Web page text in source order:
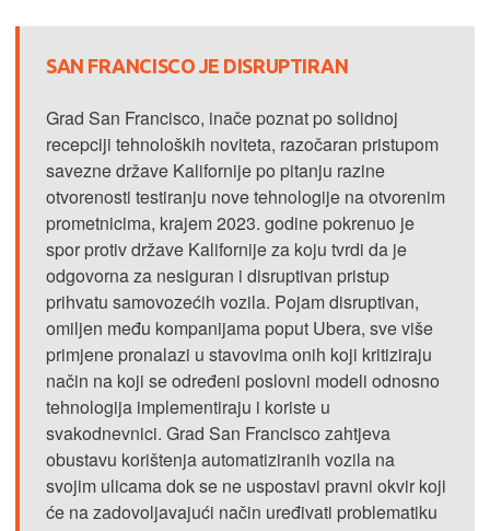
SAN FRANCISCO JE DISRUPTIRAN
Grad San Francisco, inače poznat po solidnoj
recepciji tehnoloških noviteta, razočaran pristupom
savezne države Kalifornije po pitanju razine
otvorenosti testiranju nove tehnologije na otvorenim
prometnicima, krajem 2023. godine pokrenuo je
spor protiv države Kalifornije za koju tvrdi da je
odgovorna za nesiguran i disruptivan pristup
prihvatu samovozećih vozila. Pojam disruptivan,
omiljen među kompanijama poput Ubera, sve više
primjene pronalazi u stavovima onih koji kritiziraju
način na koji se određeni poslovni modeli odnosno
tehnologija implementiraju i koriste u
svakodnevnici. Grad San Francisco zahtjeva
obustavu korištenja automatiziranih vozila na
svojim ulicama dok se ne uspostavi pravni okvir koji
će na zadovoljavajući način uređivati problematiku